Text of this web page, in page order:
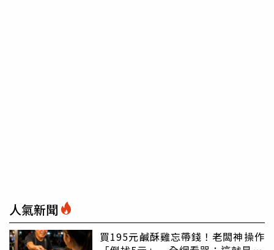
人氣新聞
買195元鹹酥雞忘帶錢！老闆神操作